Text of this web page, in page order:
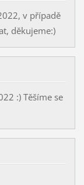
v případě
děkujeme:)
:) Těšíme se